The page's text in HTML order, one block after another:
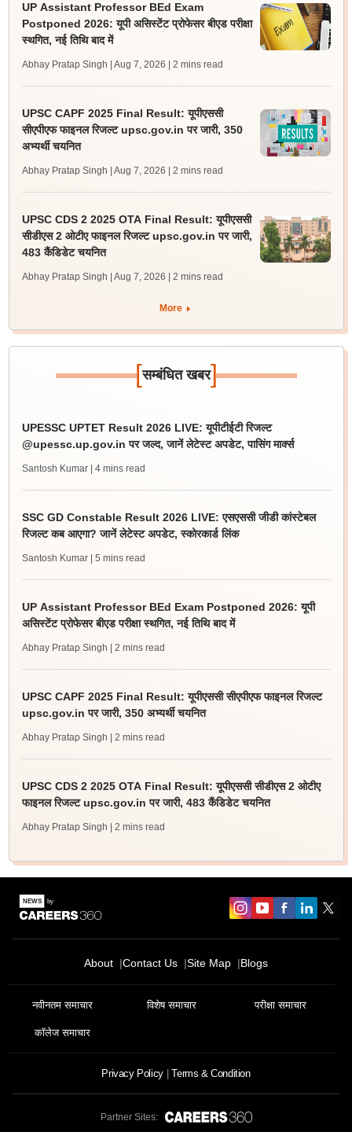
UP Assistant Professor BEd Exam
Postponed 2026: यूपी असिस्टेंट प्रोफेसर बीएड परीक्षा
स्थगित, नई तिथि बाद में
Abhay Pratap Singh | Aug 7, 2026 | 2 mins read
UPSC CAPF 2025 Final Result: यूपीएससी
सीएपीएफ फाइनल रिजल्ट upsc.gov.in पर जारी, 350
अभ्यर्थी चयनित
Abhay Pratap Singh | Aug 7, 2026 | 2 mins read
UPSC CDS 2 2025 OTA Final Result: यूपीएससी
सीडीएस 2 ओटीए फाइनल रिजल्ट upsc.gov.in पर जारी,
483 कैंडिडेट चयनित
Abhay Pratap Singh | Aug 7, 2026 | 2 mins read
More
[सम्बंधित खबर]
UPESSC UPTET Result 2026 LIVE: यूपीटीईटी रिजल्ट
@upessc.up.gov.in पर जल्द, जानें लेटेस्ट अपडेट, पासिंग मार्क्स
Santosh Kumar | 4 mins read
SSC GD Constable Result 2026 LIVE: एसएससी जीडी कांस्टेबल
रिजल्ट कब आएगा? जानें लेटेस्ट अपडेट, स्कोरकार्ड लिंक
Santosh Kumar | 5 mins read
UP Assistant Professor BEd Exam Postponed 2026: यूपी
असिस्टेंट प्रोफेसर बीएड परीक्षा स्थगित, नई तिथि बाद में
Abhay Pratap Singh | 2 mins read
UPSC CAPF 2025 Final Result: यूपीएससी सीएपीएफ फाइनल रिजल्ट
upsc.gov.in पर जारी, 350 अभ्यर्थी चयनित
Abhay Pratap Singh | 2 mins read
UPSC CDS 2 2025 OTA Final Result: यूपीएससी सीडीएस 2 ओटीए
फाइनल रिजल्ट upsc.gov.in पर जारी, 483 कैंडिडेट चयनित
Abhay Pratap Singh | 2 mins read
About Contact Us Site Map Blogs
नवीनतम समाचार विशेष समाचार परीक्षा समाचार
कॉलेज समाचार
Privacy Policy Terms & Condition
Partner Sites: